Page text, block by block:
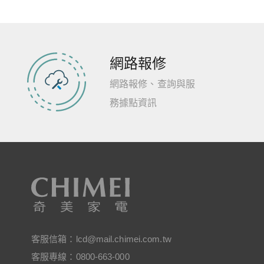
網路報修
網路報修、查詢與服
務據點資訊
客服信箱： lcd@mail.chimei.com.tw
客服專線： 0800-663-000